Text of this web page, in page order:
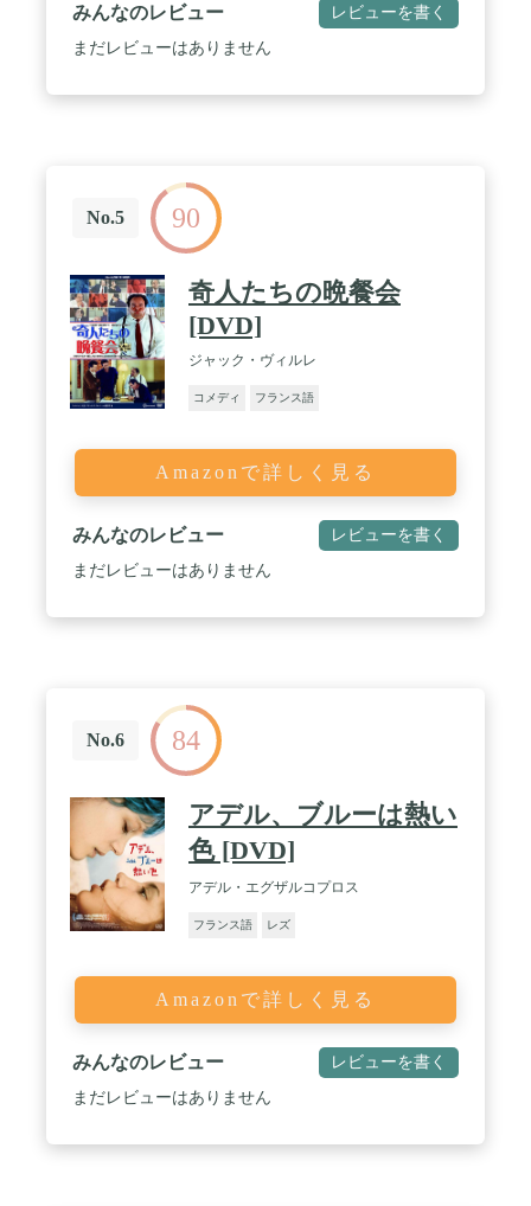
みんなのレビュー レビューを書く
まだレビューはありません
No.5 90
奇人たちの晩餐会
[DVD]
ジャック・ヴィルレ
コメディ フランス語
Amazonで詳しく見る
みんなのレビュー レビューを書く
まだレビューはありません
No.6 84
アデル、ブルーは熱い
色 [DVD]
アデル・エグザルコプロス
フランス語 レズ
Amazonで詳しく見る
みんなのレビュー レビューを書く
まだレビューはありません